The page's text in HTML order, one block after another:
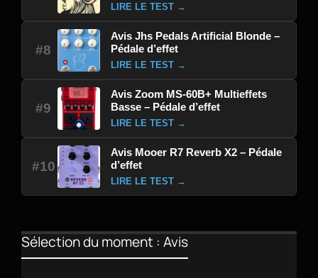
LIRE LE TEST →
#8
Avis Jhs Pedals Artificial Blonde –
Pédale d’effet
LIRE LE TEST →
#9
Avis Zoom MS-60B+ Multieffets
Basse – Pédale d’effet
LIRE LE TEST →
#10
Avis Mooer R7 Reverb X2 – Pédale
d’effet
LIRE LE TEST →
Sélection du moment : Avis